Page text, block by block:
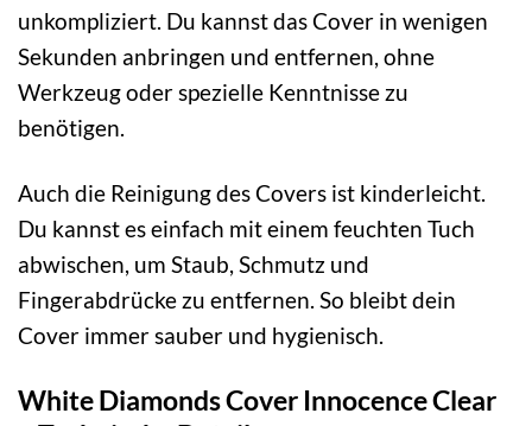
unkompliziert. Du kannst das Cover in wenigen
Sekunden anbringen und entfernen, ohne
Werkzeug oder spezielle Kenntnisse zu
benötigen.
Auch die Reinigung des Covers ist kinderleicht.
Du kannst es einfach mit einem feuchten Tuch
abwischen, um Staub, Schmutz und
Fingerabdrücke zu entfernen. So bleibt dein
Cover immer sauber und hygienisch.
White Diamonds Cover Innocence Clear